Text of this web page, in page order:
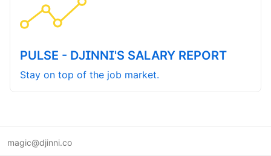
PULSE - DJINNI'S SALARY REPORT
Stay on top of the job market.
magic@djinni.co